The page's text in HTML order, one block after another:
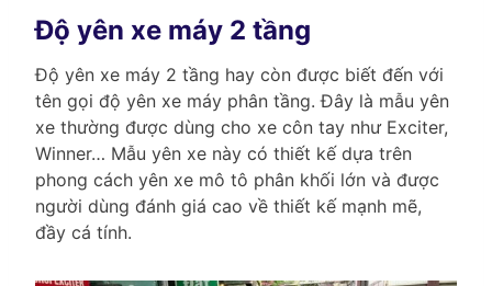
Độ yên xe máy 2 tầng
Độ yên xe máy 2 tầng hay còn được biết đến với
tên gọi độ yên xe máy phân tầng. Đây là mẫu yên
xe thường được dùng cho xe côn tay như Exciter,
Winner… Mẫu yên xe này có thiết kế dựa trên
phong cách yên xe mô tô phân khối lớn và được
người dùng đánh giá cao về thiết kế mạnh mẽ,
đầy cá tính.